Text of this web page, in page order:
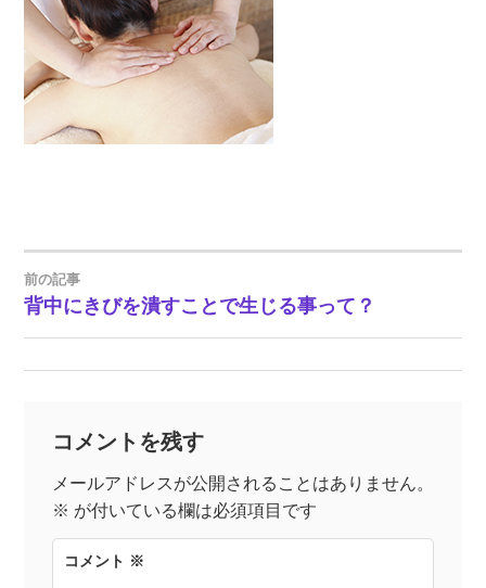
投
稿
ビ
ゲ
ー
前の記事
背中にきびを潰すことで生じる事って？
コメントを残す
メールアドレスが公開されることはありません。
※ が付いている欄は必須項目です
コメント ※